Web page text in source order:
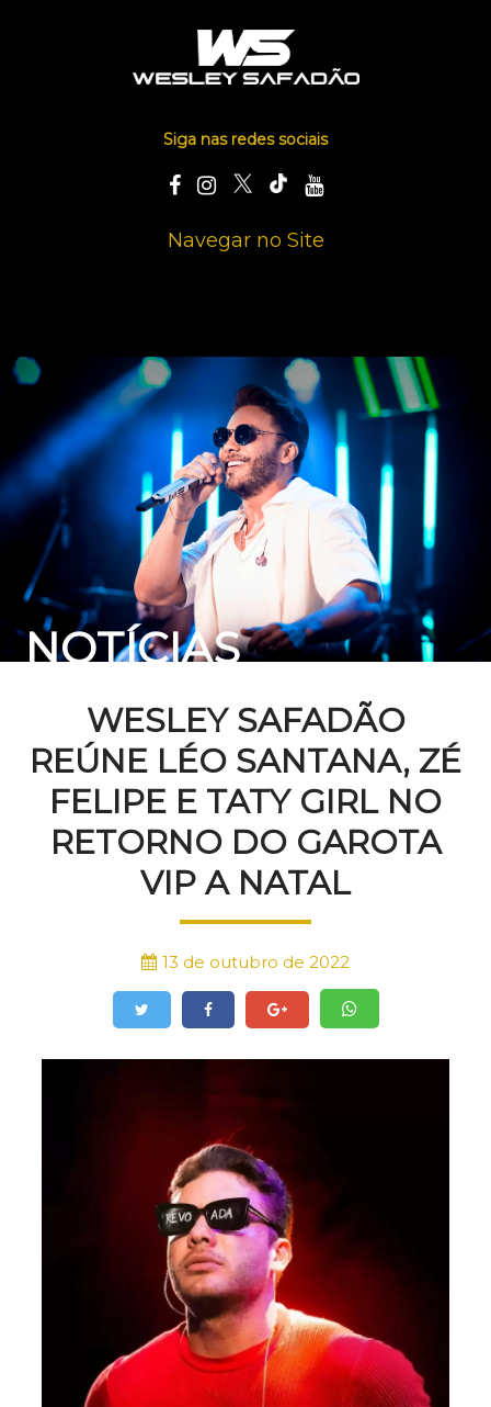
Siga nas redes sociais
Navegar no Site
NOTÍCIAS
WESLEY SAFADÃO
REÚNE LÉO SANTANA, ZÉ
FELIPE E TATY GIRL NO
RETORNO DO GAROTA
VIP A NATAL
13 de outubro de 2022